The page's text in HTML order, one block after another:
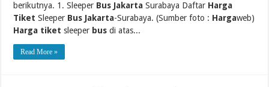
berikutnya. 1. Sleeper Bus Jakarta Surabaya Daftar Harga
Tiket Sleeper Bus Jakarta-Surabaya. (Sumber foto : Hargaweb)
Harga tiket sleeper bus di atas...
Read More »